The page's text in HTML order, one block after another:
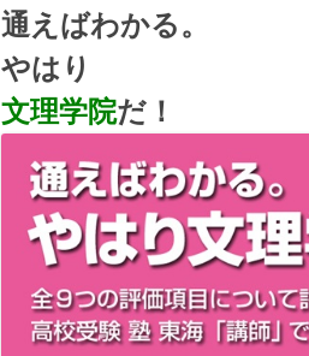
通えばわかる。
やはり
文理学院だ ！